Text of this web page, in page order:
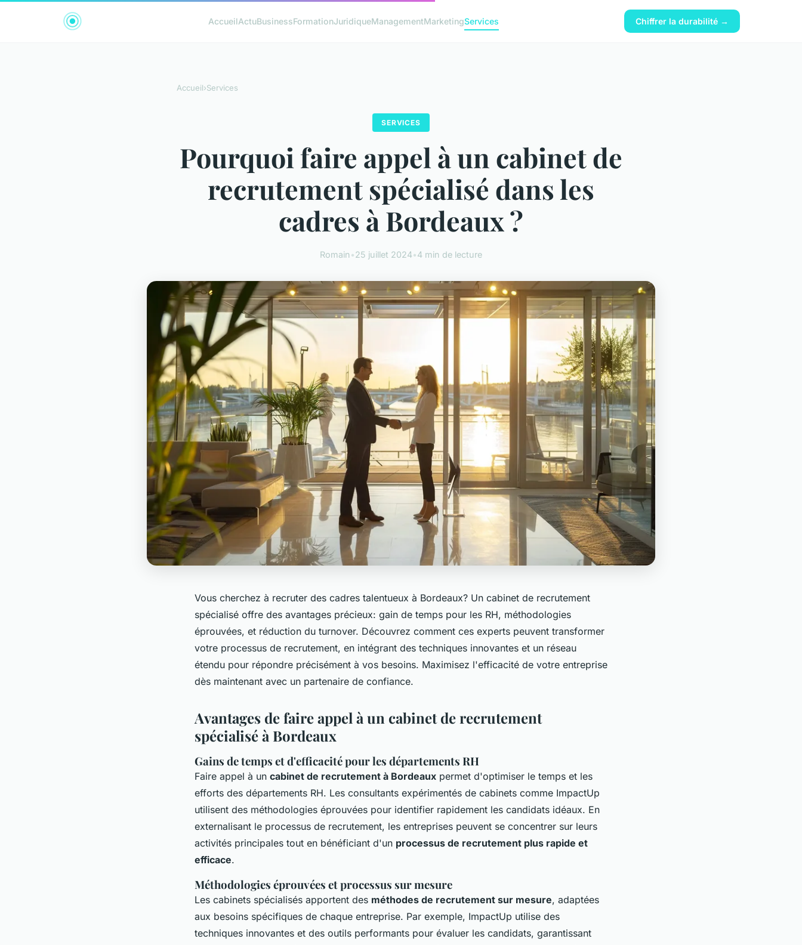
AccueilActuBusinessFormationJuridiqueManagementMarketingServices Chiffrer la durabilité →
Accueil›Services
SERVICES
Pourquoi faire appel à un cabinet de
recrutement spécialisé dans les
cadres à Bordeaux ?
Romain•25 juillet 2024•4 min de lecture
Vous cherchez à recruter des cadres talentueux à Bordeaux? Un cabinet de recrutement
spécialisé offre des avantages précieux: gain de temps pour les RH, méthodologies
éprouvées, et réduction du turnover. Découvrez comment ces experts peuvent transformer
votre processus de recrutement, en intégrant des techniques innovantes et un réseau
étendu pour répondre précisément à vos besoins. Maximisez l'efficacité de votre entreprise
dès maintenant avec un partenaire de confiance.
Avantages de faire appel à un cabinet de recrutement
spécialisé à Bordeaux
Gains de temps et d'efficacité pour les départements RH
Faire appel à un cabinet de recrutement à Bordeaux permet d'optimiser le temps et les
efforts des départements RH. Les consultants expérimentés de cabinets comme ImpactUp
utilisent des méthodologies éprouvées pour identifier rapidement les candidats idéaux. En
externalisant le processus de recrutement, les entreprises peuvent se concentrer sur leurs
activités principales tout en bénéficiant d'un processus de recrutement plus rapide et
efficace.
Méthodologies éprouvées et processus sur mesure
Les cabinets spécialisés apportent des méthodes de recrutement sur mesure, adaptées
aux besoins spécifiques de chaque entreprise. Par exemple, ImpactUp utilise des
techniques innovantes et des outils performants pour évaluer les candidats, garantissant